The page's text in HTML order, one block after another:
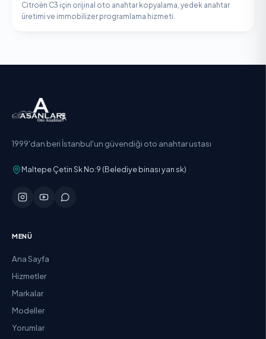
Citroën C3 için orijinal oto anahtar kopyalama, yedek anahtar
üretimi ve immobilizer programlama hizmeti.
1999'dan beri İstanbul'un güvendiği oto anahtar ustası
Maltepe Çetin Sk No:9 (Belediye binası yan sk)
MENÜ
Ana Sayfa
Hizmetler
Markalar
Modeller
Yorumlar